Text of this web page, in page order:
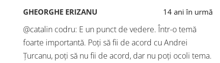
GHEORGHE ERIZANU 14 ani în urmă
@catalin codru: E un punct de vedere. Într-o temă
foarte importantă. Poți să fii de acord cu Andrei
Țurcanu, poți să nu fii de acord, dar nu poți ocoli tema.